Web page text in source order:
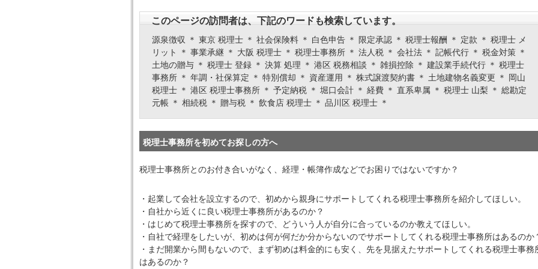
このページの訪問者は、下記のワードも検索しています。
源泉徴収 ＊ 東京 税理士 ＊ 社会保険料 ＊ 白色申告 ＊ 限定承認 ＊ 税理士報酬 ＊ 定款 ＊ 税理士 メ
リット ＊ 事業承継 ＊ 大阪 税理士 ＊ 税理士事務所 ＊ 法人税 ＊ 会社法 ＊ 記帳代行 ＊ 税金対策 ＊
土地の贈与 ＊ 税理士 登録 ＊ 決算 処理 ＊ 港区 税務相談 ＊ 雑損控除 ＊ 建設業手続代行 ＊ 税理士
事務所 ＊ 年調・社保算定 ＊ 特別償却 ＊ 資産運用 ＊ 株式譲渡契約書 ＊ 土地建物名義変更 ＊ 岡山
税理士 ＊ 港区 税理士事務所 ＊ 予定納税 ＊ 堀口会計 ＊ 経費 ＊ 直系卑属 ＊ 税理士 山梨 ＊ 総勘定
元帳 ＊ 相続税 ＊ 贈与税 ＊ 飲食店 税理士 ＊ 品川区 税理士 ＊
税理士事務所を初めてお探しの方へ
税理士事務所とのお付き合いがなく、経理・帳簿作成などでお困りではないですか？
・起業して会社を設立するので、初めから親身にサポートしてくれる税理士事務所を紹介してほしい。
・自社から近くに良い税理士事務所があるのか？
・はじめて税理士事務所を探すので、どういう人が自分に合っているのか教えてほしい。
・自社で経理をしたいが、初めは何が何だか分からないのでサポートしてくれる税理士事務所はあるのか
・まだ開業から間もないので、まず初めは料金的にも安く、先を見据えたサポートしてくれる税理士事務
はあるのか？